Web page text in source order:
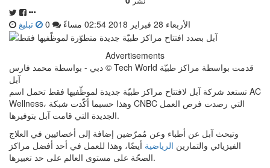
الأربعاء 28 فبراير 2018 02:54 مساءً تبليغ
Advertisements
دبي - بواسطة محمد فارس © Tech World قدمت بواسطة مراكز طبيّة
آبل
تستعد شركة آبل لافتتاح مراكز طبيّة جديدة لموظّفيها فقط تحمل اسم AC
Wellness، وهذا حسبما أكّدت شبكة CNBC التي رصدت فرص العمل
الجديدة التي قامت آبل بتوفيرها.
وتبحث آبل عن أطباء وعن مُمرّضين إضافة إلى أخصائيين في العلاج
الفيزيائي والتمارين الرياضية أيضًا، وهذا للعمل في أحد أفضل مراكز
الصحّة على مستوى العالم على حد تعبيرها.